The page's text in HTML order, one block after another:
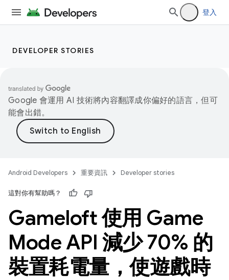
登入
DEVELOPER STORIES
Google 會運用 AI 技術將內容翻譯成你偏好的語言，但可
能會出錯。
Android Developers 重要資訊 Developer stories
這對你有幫助嗎？
Gameloft 使用 Game
Mode API 減少 70% 的
裝置耗電量，使遊戲時